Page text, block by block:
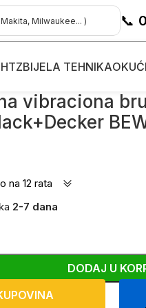
📞
HTZBIJELA TEHNIKA
– šlajfarica
vibraciona
na 12 rata
2-7 dana
DODAJ U